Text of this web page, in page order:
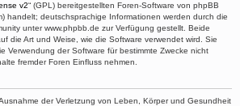
v2“ (GPL) bereitgestellten Foren-Software von phpBB
handelt; deutschsprachige Informationen werden durch die
unter www.phpbb.de zur Verfügung gestellt. Beide
die Art und Weise, wie die Software verwendet wird. Sie
Verwendung der Software für bestimmte Zwecke nicht
fremder Foren Einfluss nehmen.
der Verletzung von Leben, Körper und Gesundheit